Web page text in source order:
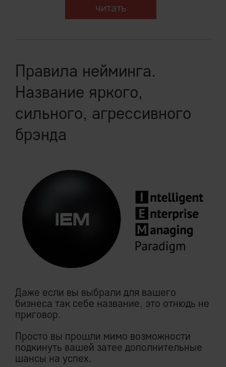
читать
Правила нейминга.
Название яркого,
сильного, агрессивного
брэнда
Даже если вы выбрали для вашего
бизнеса так себе название, это отнюдь не
приговор.
Просто вы прошли мимо возможности
подкинуть вашей затее дополнительные
шансы на успех.